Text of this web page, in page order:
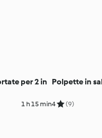
per 2 in
1 h 15 min
Polpette in
4 (9)